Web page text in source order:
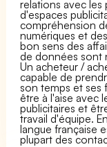
relations avec les
d'espaces
compréhension
numériques et
bon sens des
de données sont
Un acheteur /
capable de
son temps et ses
être à l'aise avec
publicitaires et
travail d'équipe.
langue française
plupart des